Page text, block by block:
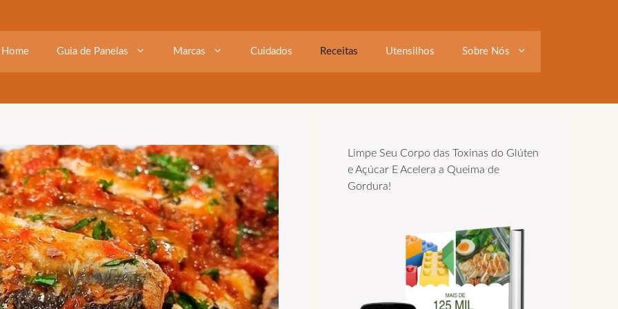
Home Guia de Panelas Marcas Cuidados Receitas Utensilhos Sobre Nós
Limpe Seu Corpo das Toxinas do Glúten
e Açúcar E Acelera a Queima de
Gordura!